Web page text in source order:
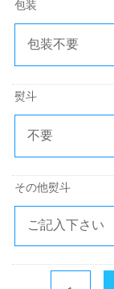
包装
熨斗
その他熨斗